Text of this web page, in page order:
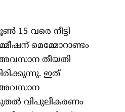
15 വരെ നീട്ടി
മെമ്മോറാണ്ടം
അവസാന തീയതി
ഇത്
അവസാന
വിപുലീകരണം